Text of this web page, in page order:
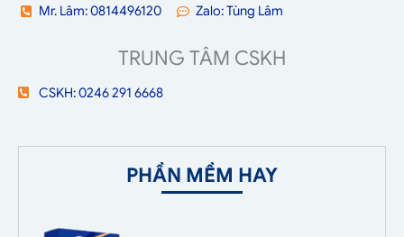
Mr. Lâm: 0814496120 Zalo: Tùng Lâm
TRUNG TÂM CSKH
CSKH: 0246 291 6668
PHẦN MỀM HAY